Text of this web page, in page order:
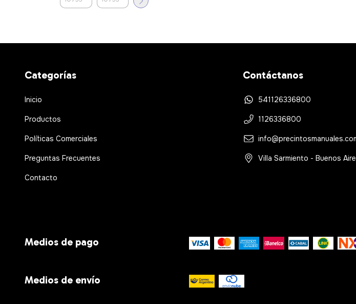
Categorías
Inicio
Productos
Políticas Comerciales
Preguntas Frecuentes
Contacto
Contáctanos
541126336800
1126336800
Villa Sarmiento - Buenos
Medios de pago
Medios de envío